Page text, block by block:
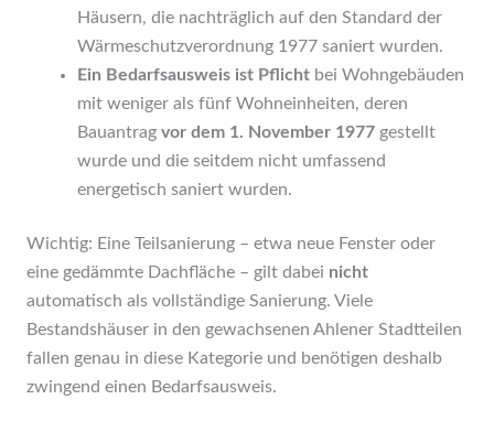
Häusern, die nachträglich auf den Standard der
Wärmeschutzverordnung 1977 saniert wurden.
Ein Bedarfsausweis ist Pflicht bei Wohngebäuden
mit weniger als fünf Wohneinheiten, deren
Bauantragvor dem 1. November 1977 gestellt
wurde und die seitdem nicht umfassend
energetisch saniert wurden.
Wichtig: Eine Teilsanierung – etwa neue Fenster oder
eine gedämmte Dachfläche – gilt dabei nicht
automatisch als vollständige Sanierung. Viele
Bestandshäuser in den gewachsenen Ahlener Stadtteilen
fallen genau in diese Kategorie und benötigen deshalb
zwingend einen Bedarfsausweis.